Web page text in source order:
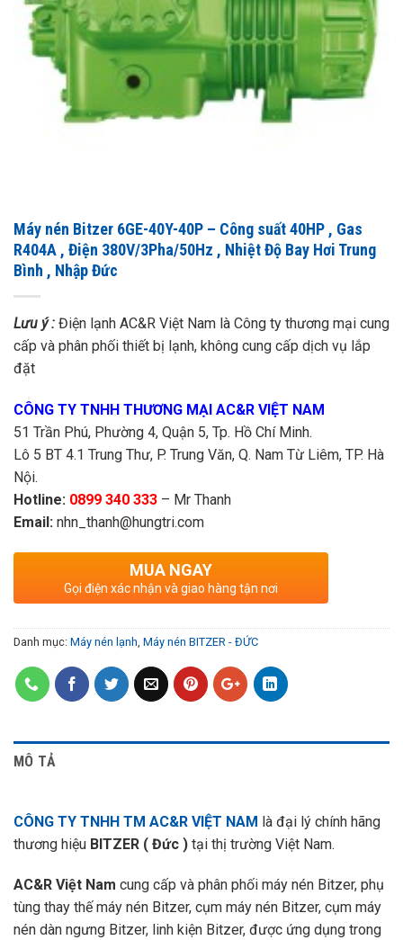
Máy nén Bitzer 6GE-40Y-40P – Công suất 40HP , Gas
R404A , Điện 380V/3Pha/50Hz , Nhiệt Độ Bay Hơi Trung
Bình , Nhập Đức
Lưu ý : Điện lạnh AC&R Việt Nam là Công ty thương mại cung
cấp và phân phối thiết bị lạnh, không cung cấp dịch vụ lắp
đặt
CÔNG TY TNHH THƯƠNG MẠI AC&R VIỆT NAM
51 Trần Phú, Phường 4, Quận 5, Tp. Hồ Chí Minh.
Lô 5 BT 4.1 Trung Thư, P. Trung Văn, Q. Nam Từ Liêm, TP. Hà
Nội.
Hotline: 0899 340 333 – Mr Thanh
Email: nhn_thanh@hungtri.com
MUA NGAY
Gọi điện xác nhận và giao hàng tận nơi
Danh mục: Máy nén lạnh Máy nén BITZER - ĐỨC
MÔ TẢ
CÔNG TY TNHH TM AC&R VIỆT NAM là đại lý chính hãng
thương hiệu BITZER ( Đức ) tại thị trường Việt Nam.
AC&R Việt Nam cung cấp và phân phối máy nén Bitzer, phụ
tùng thay thế máy nén Bitzer, cụm máy nén Bitzer, cụm máy
nén dàn ngưng Bitzer, linh kiện Bitzer, được ứng dụng trong